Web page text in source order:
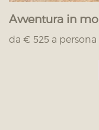
Avventura in
da € 525 a persona